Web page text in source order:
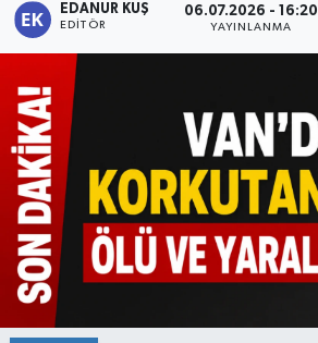
EDANUR KUŞ
EDITÖR
06.07.2026 - 16:20
YAYINLANMA